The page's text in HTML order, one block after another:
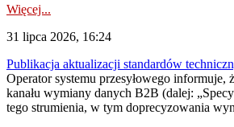
Więcej...
31 lipca 2026, 16:24
Publikacja aktualizacji standardów
Operator systemu przesyłowego
kanału wymiany danych B2B (dalej:
tego strumienia, w tym doprecyzowania